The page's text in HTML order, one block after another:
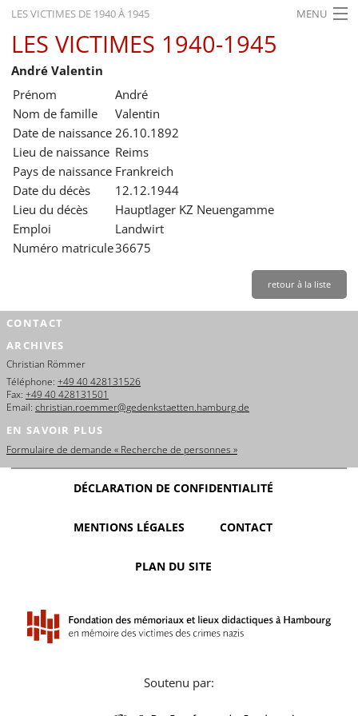
LES VICTIMES DE 1940 À 1945 MENU
ACCUEIL
ACTUALITÉS
EXPOSITIONS
HISTORIQUE
FORMATION
RECHERCHE
SERVICE
LES VICTIMES 1940-1945
André Valentin
Prénom
André
Nom de famille
Valentin
Date de naissance 26.10.1892
Lieu de naissance Reims
Pays de naissance Frankreich
Date du décès
12.12.1944
Lieu du décès
Hauptlager KZ Neuengamme
Emploi
Landwirt
Numéro matricule36675
retour à la liste
CONTACT
ARCHIVES
Christian Römmer
Téléphone: +49 40 428131526
Fax: +49 40 428131501
Email: christian.roemmer@gedenkstaetten.hamburg.de
EN SAVOIR PLUS
Formulaire de demande « Recherche de personnes »
DÉCLARATION DE CONFIDENTIALITÉ
MENTIONS LÉGALES CONTACT
PLAN DU SITE
Soutenu par: